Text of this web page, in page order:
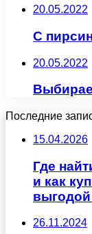
20.05.2022
С
20.05.2022
Последние
15.04.2026
Где
и как
26.11.2024